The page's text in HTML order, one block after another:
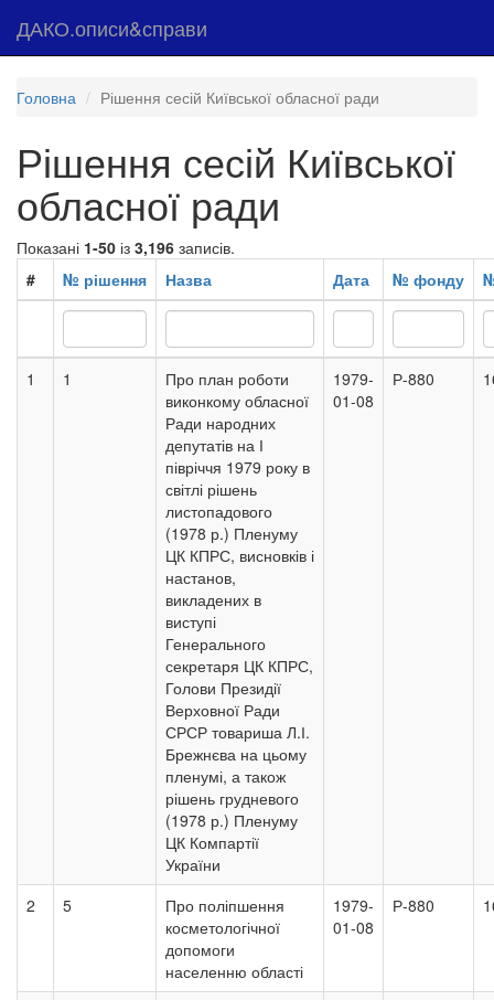
ДАКО.описи&справи
Головна Рішення сесій Київської обласної ради
Рішення сесій Київської
обласної ради
Показані 1-50 із 3,196 записів.
#
№ рішення Назва Дата № фонду
1 1
Про план роботи
виконкому обласної
Ради народних
депутатів на І
півріччя 1979 року в
світлі рішень
листопадового
(1978 р.) Пленуму
ЦК КПРС, висновків і
настанов,
викладених в
виступі
Генерального
секретаря ЦК КПРС,
Голови Президії
Верховної Ради
СРСР товариша Л.І.
Брежнєва на цьому
пленумі, а також
рішень грудневого
(1978 р.) Пленуму
ЦК Компартії
України
1979-
01-08
Р-880
2 5
Про поліпшення
косметологічної
допомоги
населенню області
1979-
01-08
Р-880